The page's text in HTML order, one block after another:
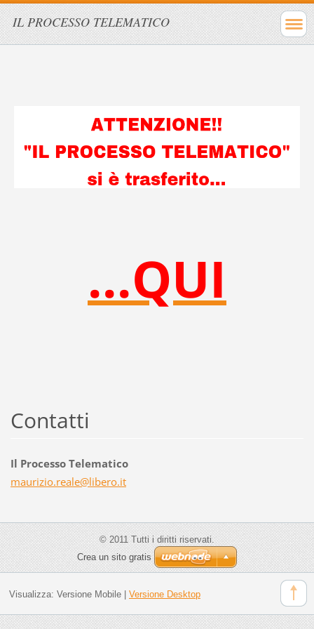
IL PROCESSO TELEMATICO
...QUI
Contatti
Il Processo Telematico
maurizio.reale@libero.it
© 2011 Tutti i diritti riservati.
Crea un sito gratis
Visualizza: Versione Mobile| Versione Desktop